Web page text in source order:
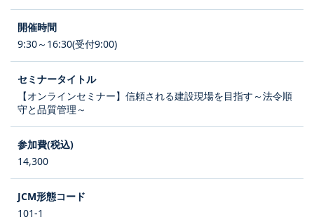
9:30～16:30(受付9:00)
【オンラインセミナー】信頼される建設現場を目指す～法令順
守と品質管理～
14,300
101-1